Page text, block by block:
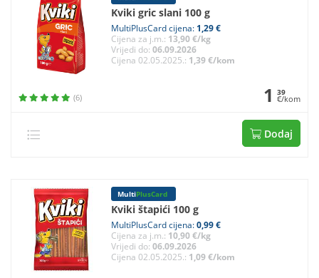
Kviki gric slani 100 g
MultiPlusCard cijena: 1,29 €
Cijena za j.m.: 13,90 €/kg
Vrijedi do: 06.09.2026
Cijena 02.05.2025.: 1,39 €/kom
(6) 1 39
€/kom
Dodaj
MultiPlusCard
Kviki štapići 100 g
MultiPlusCard cijena:0,99 €
Cijena za j.m.: 10,90 €/kg
Vrijedi do: 06.09.2026
Cijena 02.05.2025.: 1,09 €/kom